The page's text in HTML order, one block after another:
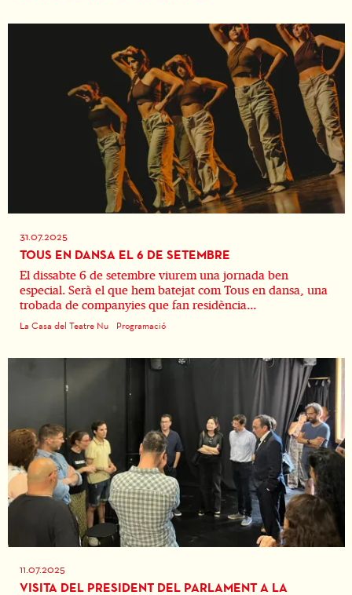
31.07.2025
TOUS EN DANSA EL 6 DE SETEMBRE
El dissabte 6 de setembre viurem una jornada ben
especial. Serà el que hem batejat com Tous en dansa, una
trobada de companyies que fan residència...
La Casa del Teatre Nu Programació
11.07.2025
VISITA DEL PRESIDENT DEL PARLAMENT A LA